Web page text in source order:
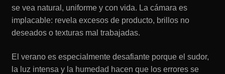
se vea natural, uniforme y con vida. La cámara es
implacable: revela excesos de producto, brillos no
deseados o texturas mal trabajadas.
El verano es especialmente desafiante porque el sudor,
la luz intensa y la humedad hacen que los errores se